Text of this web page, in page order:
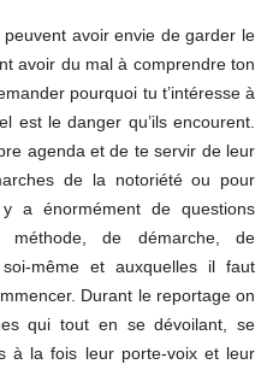
avoir envie de garder le
avoir du mal à comprendre ton
pourquoi tu t’intéresse à
est le danger qu’ils encourent.
agenda et de te servir de leur
de la notoriété ou pour
a énormément de questions
méthode, de démarche, de
même et auxquelles il faut
Durant le reportage on
qui tout en se dévoilant, se
à la fois leur porte-voix et leur